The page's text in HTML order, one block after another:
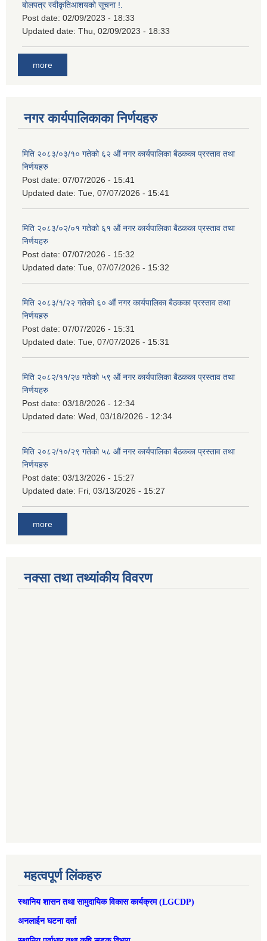
बोलपत्र स्वीकृतिआशयको सूचना !.
Post date: 02/09/2023 - 18:33
Updated date: Thu, 02/09/2023 - 18:33
more
नगर कार्यपालिकाका निर्णयहरु
मिति २०८३/०३/१० गतेको ६२ औं नगर कार्यपालिका बैठकका प्रस्ताव तथा
निर्णयहरु
Post date: 07/07/2026 - 15:41
Updated date: Tue, 07/07/2026 - 15:41
मिति २०८३/०२/०१ गतेको ६१ औं नगर कार्यपालिका बैठकका प्रस्ताव तथा
निर्णयहरु
Post date: 07/07/2026 - 15:32
Updated date: Tue, 07/07/2026 - 15:32
मिति २०८३/१/२२ गतेको ६० औं नगर कार्यपालिका बैठकका प्रस्ताव तथा
निर्णयहरु
Post date: 07/07/2026 - 15:31
Updated date: Tue, 07/07/2026 - 15:31
मिति २०८२/११/२७ गतेको ५९ औं नगर कार्यपालिका बैठकका प्रस्ताव तथा
निर्णयहरु
Post date: 03/18/2026 - 12:34
Updated date: Wed, 03/18/2026 - 12:34
मिति २०८२/१०/२९ गतेको ५८ औं नगर कार्यपालिका बैठकका प्रस्ताव तथा
निर्णयहरु
Post date: 03/13/2026 - 15:27
Updated date: Fri, 03/13/2026 - 15:27
more
नक्सा तथा तथ्यांकीय विवरण
महत्वपूर्ण लिंकहरु
स्थानिय शासन तथा सामुदायिक विकास कार्यक्रम (LGCDP)
अनलाईन घटना दर्ता